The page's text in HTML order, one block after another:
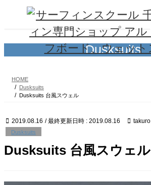
ツ
シ
Dusksuits
HOME
Dusksuits
Dusksuits 台風スウェル
2019.08.16 / 最終更新日時 : 2019.08.16 takuro
Dusksuits
Dusksuits 台風スウェル